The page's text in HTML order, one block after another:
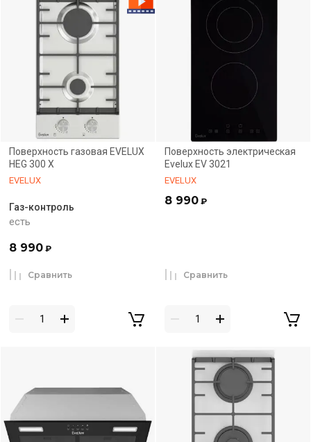
Поверхность газовая EVELUX
HEG 300 X
EVELUX
Газ-контроль
есть
8 990 ₽
Сравнить
Поверхность электрическая
Evelux EV 3021
EVELUX
8 990 ₽
Сравнить